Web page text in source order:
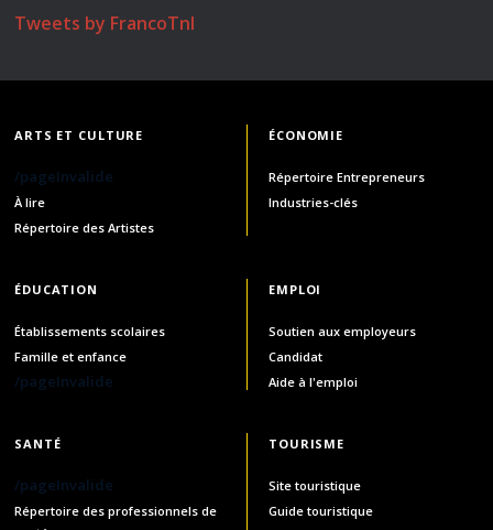
Tweets by FrancoTnl
ARTS ET CULTURE
/pageInvalide
À lire
Répertoire des Artistes
ÉCONOMIE
Répertoire Entrepreneurs
Industries-clés
ÉDUCATION
Établissements scolaires
Famille et enfance
/pageInvalide
EMPLOI
Soutien aux employeurs
Candidat
Aide à l'emploi
SANTÉ
/pageInvalide
Répertoire des professionnels de
TOURISME
Site touristique
Guide touristique